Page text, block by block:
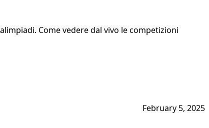
Come vedere dal vivo le competizioni
February 5, 2025